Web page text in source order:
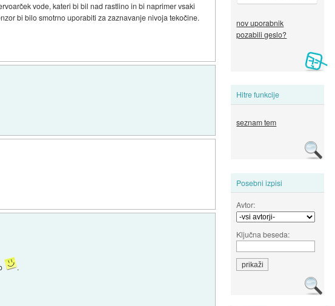
nov uporabnik
pozabili geslo?
Hitre funkcije
seznam tem
Posebni izpisi
Avtor:
Ključna beseda:
vode, kateri bi bil nad rastlino in bi naprimer vsaki
bi bilo smotrno uporabiti za zaznavanje nivoja tekočine.
.